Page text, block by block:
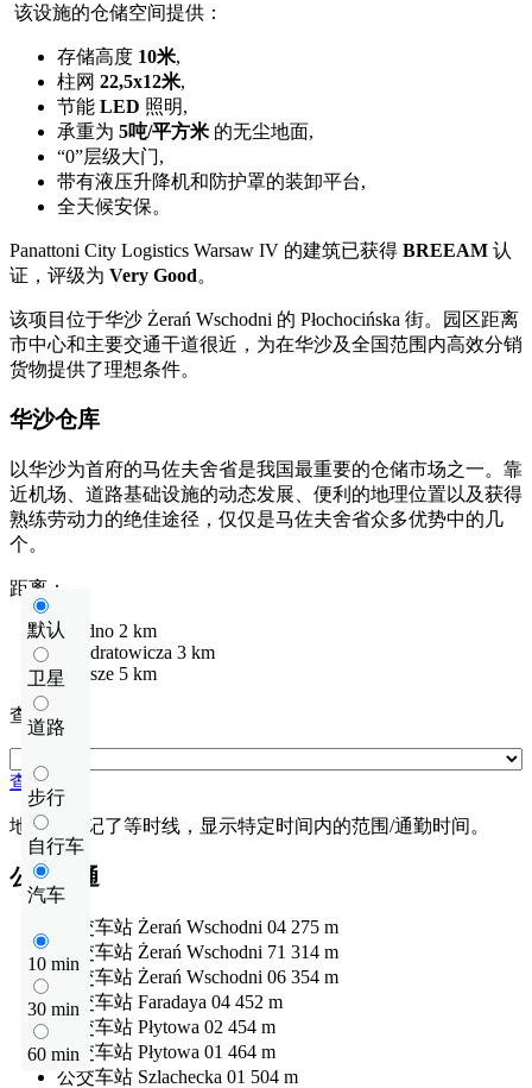
该设施的仓储空间提供：
存储高度 10米,
柱网 22,5x12米,
节能 LED 照明,
承重为 5吨/平方米 的无尘地面,
“0”层级大门,
带有液压升降机和防护罩的装卸平台,
全天候安保。
Panattoni City Logistics Warsaw IV 的建筑已获得 BREEAM 认
证，评级为 Very Good。
该项目位于华沙 Żerań Wschodni 的 Płochocińska 街。园区距离
市中心和主要交通干道很近，为在华沙及全国范围内高效分销
货物提供了理想条件。
华沙仓库
以华沙为首府的马佐夫舍省是我国最重要的仓储市场之一。靠
近机场、道路基础设施的动态发展、便利的地理位置以及获得
熟练劳动力的绝佳途径，仅仅是马佐夫舍省众多优势中的几
个。
默认
卫星
道路
步行
自行车
汽车
10 min
30 min
60 min
距离：
Bródno 2 km
Kondratowicza 3 km
Zacisze 5 km
查看距离
查看距离
地图上标记了等时线，显示特定时间内的范围/通勤时间。
公共交通
公交车站 Żerań Wschodni 04 275 m
公交车站 Żerań Wschodni 71 314 m
公交车站 Żerań Wschodni 06 354 m
公交车站 Faradaya 04 452 m
公交车站 Płytowa 02 454 m
公交车站 Płytowa 01 464 m
公交车站 Szlachecka 01 504 m